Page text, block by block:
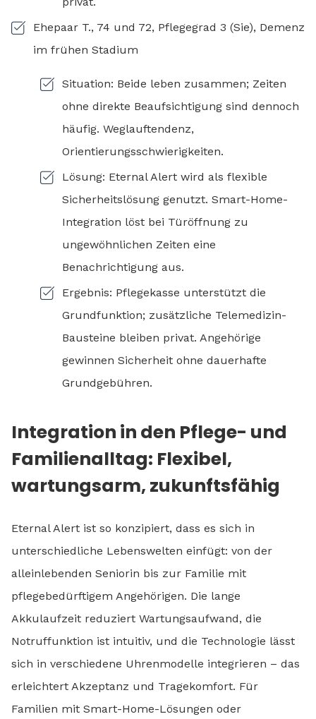
Ehepaar T., 74 und 72, Pflegegrad 3 (Sie), Demenz
im frühen Stadium
Situation: Beide leben zusammen; Zeiten
ohne direkte Beaufsichtigung sind dennoch
häufig. Weglauftendenz,
Orientierungsschwierigkeiten.
Lösung: Eternal Alert wird als flexible
Sicherheitslösung genutzt. Smart-Home-
Integration löst bei Türöffnung zu
ungewöhnlichen Zeiten eine
Benachrichtigung aus.
Ergebnis: Pflegekasse unterstützt die
Grundfunktion; zusätzliche Telemedizin-
Bausteine bleiben privat. Angehörige
gewinnen Sicherheit ohne dauerhafte
Grundgebühren.
Integration in den Pflege- und
Familienalltag: Flexibel,
wartungsarm, zukunftsfähig
Eternal Alert ist so konzipiert, dass es sich in
unterschiedliche Lebenswelten einfügt: von der
alleinlebenden Seniorin bis zur Familie mit
pflegebedürftigem Angehörigen. Die lange
Akkulaufzeit reduziert Wartungsaufwand, die
Notruffunktion ist intuitiv, und die Technologie lässt
sich in verschiedene Uhrenmodelle integrieren – das
erleichtert Akzeptanz und Tragekomfort. Für
Familien mit Smart-Home-Lösungen oder